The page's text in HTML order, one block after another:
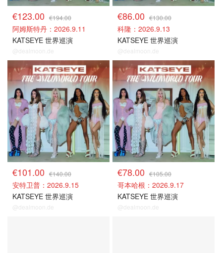
€123.00 €194.00
阿姆斯特丹：2026.9.11
KATSEYE 世界巡演
@dealmoon.de
€86.00 €130.00
科隆：2026.9.13
KATSEYE 世界巡演
@dealmoon.de
门票捡漏
€101.00 €140.00
安特卫普：2026.9.15
KATSEYE 世界巡演
@dealmoon.de
门票捡漏
€78.00 €105.00
哥本哈根：2026.9.17
KATSEYE 世界巡演
@dealmoon.de